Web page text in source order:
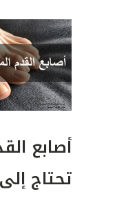
أصابع
تحتاج